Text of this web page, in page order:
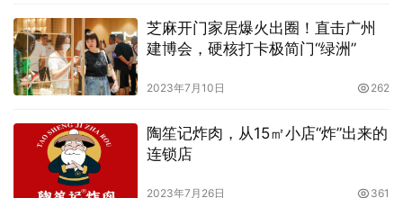
芝麻开门家居爆火出圈！直击广州
建博会，硬核打卡极简门“绿洲”
2023年7月10日 262
陶笙记炸肉，从15㎡小店“炸”出来的
连锁店
2023年7月26日 361